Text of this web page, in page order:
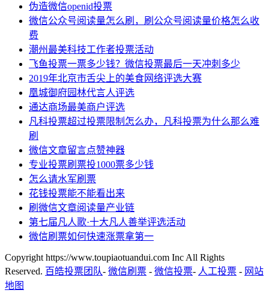
伪造微信openid投票
微信公众号阅读量怎么刷，刷公众号阅读量价格怎么收
费
潮州最美科技工作者投票活动
飞鱼投票一票多少钱？微信投票最后一天冲刺多少
2019年北京市舌尖上的美食网络评选大赛
凰城御府园林代言人评选
通达商场最美商户评选
凡科投票超过投票限制怎么办，凡科投票为什么那么难
刷
微信文章留言点赞神器
专业投票刷票投1000票多少钱
怎么请水军刷票
花钱投票能不能看出来
刷微信文章阅读量产业链
第七届凡人歌·十大凡人善举评选活动
微信刷票如何快速涨票拿第一
Copyright https://www.toupiaotuandui.com Inc All Rights
Reserved. 百皓投票团队- 微信刷票 - 微信投票- 人工投票 - 网站
地图